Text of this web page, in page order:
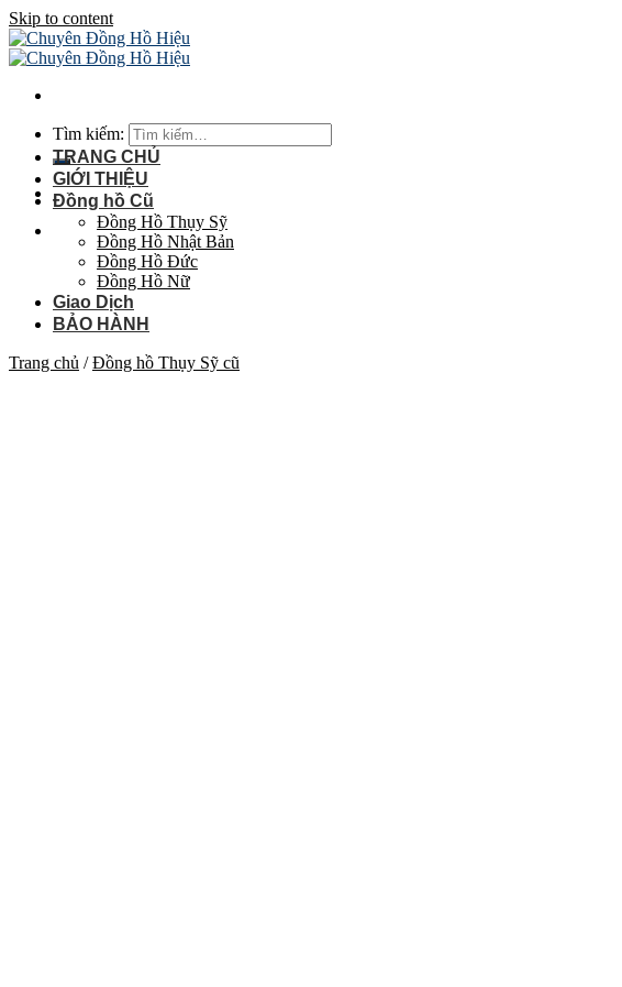
Skip to content
Tìm kiếm:
TRANG CHỦ
GIỚI THIỆU
Đồng hồ Cũ
Đồng Hồ Thụy Sỹ
Đồng Hồ Nhật Bản
Đồng Hồ Đức
Đồng Hồ Nữ
Giao Dịch
BẢO HÀNH
Trang chủ / Đồng hồ Thụy Sỹ cũ